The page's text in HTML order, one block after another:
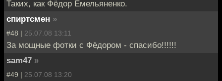
Таких, как Фёдор Емельяненко.
спиртсмен »
#48 | 25.07.08 13:11
За мощные фотки с Фёдором - спасибо!!!!!!
sam47 »
#49 | 25.07.08 13:20